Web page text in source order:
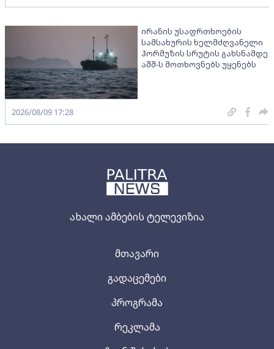
ახალი ამბების ტელევიზია
მთავარი
გადაცემები
პროგრამა
რეკლამა
ირანის უსაფრთხოების
სამსახურის ხელმძღვანელი
ჰორმუზის სრუტის გახსნამდე
აშშ-ს მოთხოვნებს უყენებს
2026/08/09 17:28